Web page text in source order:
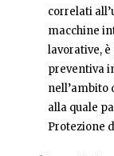
correlati
macchine
lavorative,
preventiva
nell’ambito
alla quale
Protezione